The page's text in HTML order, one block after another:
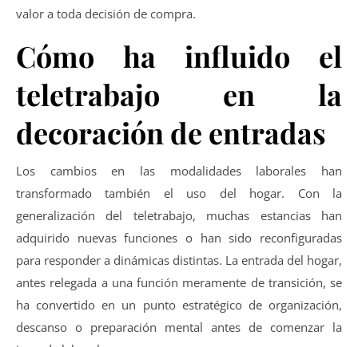
valor a toda decisión de compra.
Cómo ha influido el
teletrabajo en la
decoración de entradas
Los cambios en las modalidades laborales han
transformado también el uso del hogar. Con la
generalización del teletrabajo, muchas estancias han
adquirido nuevas funciones o han sido reconfiguradas
para responder a dinámicas distintas. La entrada del hogar,
antes relegada a una función meramente de transición, se
ha convertido en un punto estratégico de organización,
descanso o preparación mental antes de comenzar la